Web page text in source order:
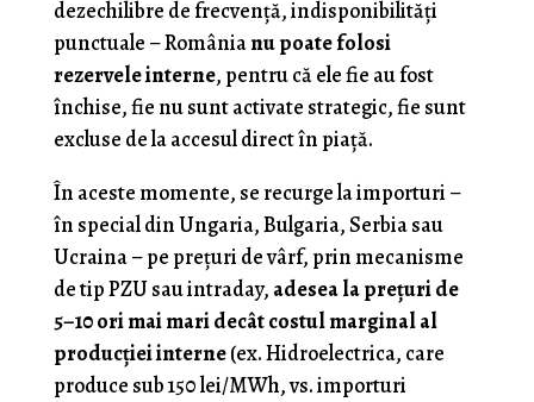
dezechilibre de frecvență, indisponibilități
punctuale – Românianu poate folosi
rezervele interne, pentru că ele fie au fost
închise, fie nu sunt activate strategic, fie sunt
excluse de la accesul direct în piață.
În aceste momente, se recurge la importuri –
în special din Ungaria, Bulgaria, Serbia sau
Ucraina – pe prețuri de vârf, prin mecanisme
de tip PZU sau intraday, adesea la prețuri de
5–10 ori mai mari decât costul marginal al
producției interne(ex. Hidroelectrica, care
produce sub 150 lei/MWh, vs. importuri